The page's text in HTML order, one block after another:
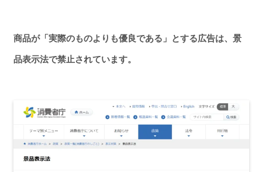
商品が「実際のものよりも優良である」とする広告は、景
品表示法で禁止されています。